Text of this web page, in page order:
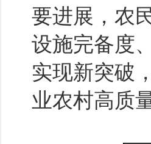
要进展，农
设施完备度
实现新突破
业农村高质